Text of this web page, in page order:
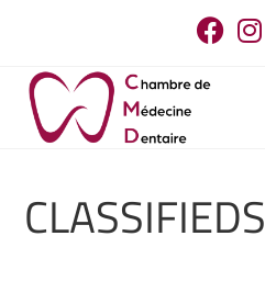
CLASSIFIEDS